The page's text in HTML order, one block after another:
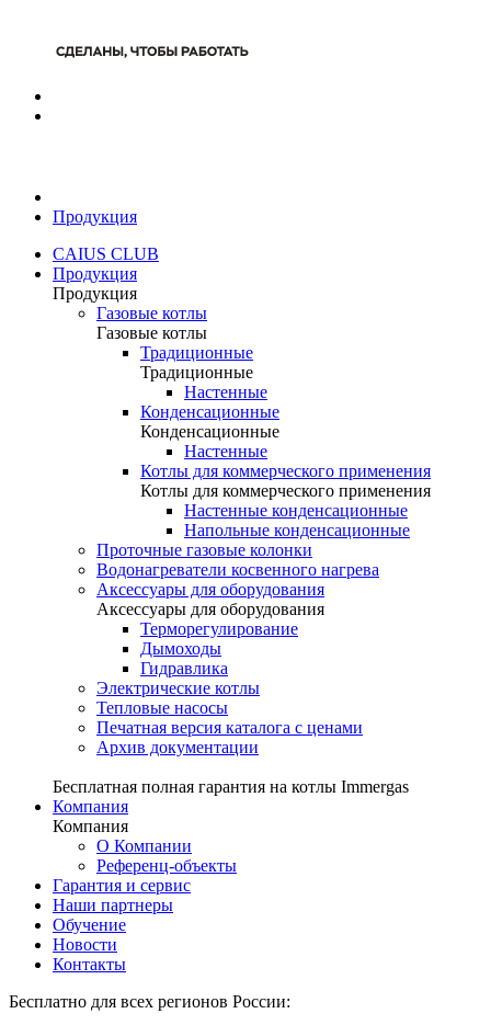
Продукция
CAIUS CLUB
Продукция
Продукция
Газовые котлы
Газовые котлы
Традиционные
Традиционные
Настенные
Конденсационные
Конденсационные
Настенные
Котлы для коммерческого применения
Котлы для коммерческого применения
Настенные конденсационные
Напольные конденсационные
Проточные газовые колонки
Водонагреватели косвенного нагрева
Аксессуары для оборудования
Аксессуары для оборудования
Терморегулирование
Дымоходы
Гидравлика
Электрические котлы
Тепловые насосы
Печатная версия каталога с ценами
Архив документации
Бесплатная полная гарантия на котлы Immergas
Компания
Компания
О Компании
Референц-объекты
Гарантия и сервис
Наши партнеры
Обучение
Новости
Контакты
Бесплатно для всех регионов России: